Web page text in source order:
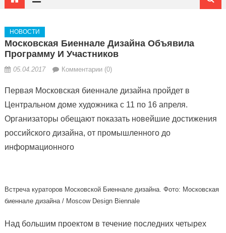
НОВОСТИ
Московская Биеннале Дизайна Объявила
Программу И Участников
05.04.2017 Комментарии (0)
Первая Московская биеннале дизайна пройдет в
Центральном доме художника с 11 по 16 апреля.
Организаторы обещают показать новейшие достижения
российского дизайна, от промышленного до
информационного
Встреча кураторов Московской Биеннале дизайна. Фото: Московская
биеннале дизайна / Moscow Design Biennale
Над большим проектом в течение последних четырех